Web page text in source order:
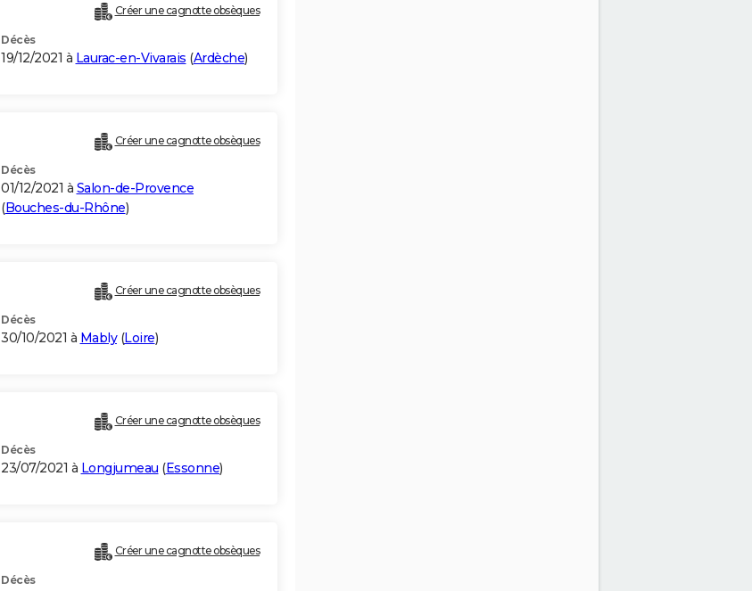
Créer une cagnotte obsèques
Décès
19/12/2021 à Laurac-en-Vivarais (Ardèche)
Créer une cagnotte obsèques
Décès
01/12/2021 à Salon-de-Provence
(Bouches-du-Rhône)
Créer une cagnotte obsèques
Décès
30/10/2021 à Mably(Loire)
Créer une cagnotte obsèques
Décès
23/07/2021 à Longjumeau (Essonne)
Créer une cagnotte obsèques
Décès